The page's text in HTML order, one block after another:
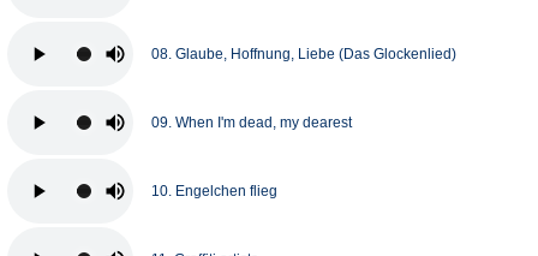
08. Glaube, Hoffnung, Liebe (Das Glockenlied)
09. When I'm dead, my dearest
10. Engelchen flieg